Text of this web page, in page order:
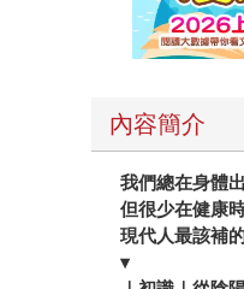
內容簡介
我們總在身體
但很少在健康
現代人最該補
▾